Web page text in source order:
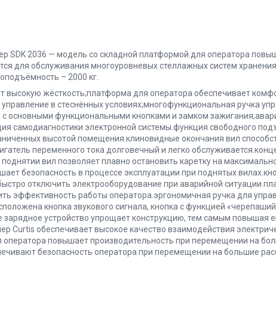
SDK 2036 — модель со складной платформой для оператора
для обслуживания многоуровневых стеллажных систем
– 2000 кг.
высокую жёсткость;платформа для оператора обеспечивает
в стеснённых условиях;многофункциональная ручка
основными функциональными кнопками и замком
самодиагностики электронной системы.функция свободного
высотой помещения.клиновидные окончания вил
переменного тока долговечный и легко
вил позволяет плавно остановить каретку на
безопасность в процессе эксплуатации при поднятых
отключить электрооборудование при аварийной
эффективность работы оператора.эргономичная ручка для
кнопка звукового сигнала, кнопка с функцией
зарядное устройство упрощает конструкцию, тем самым повышая
Curtis обеспечивает высокое качество взаимодействия
повышает производительность при перемещении на
безопасность оператора при перемещении на большие